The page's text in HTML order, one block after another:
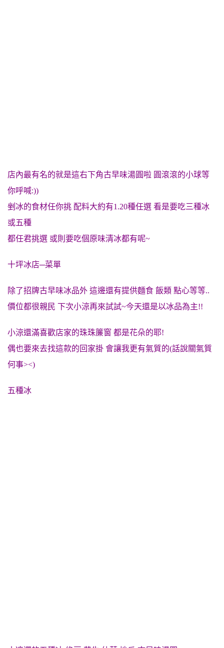
店內最有名的就是這右下角古早味湯圓啦 圓滾滾的小球等
你呼喊:))
剉冰的食材任你挑 配料大約有1.20種任選 看是要吃三種冰
或五種
都任君挑選 或則要吃個原味清冰都有呢~
十坪冰店─菜單
除了招牌古早味冰品外 這邊還有提供麵食 飯類 點心等等..
價位都很親民 下次小涼再來試試~今天還是以冰品為主!!
小涼還滿喜歡店家的珠珠簾窗 都是花朵的耶!
偶也要來去找這款的回家掛 會讓我更有氣質的(話說關氣質
何事><)
五種冰